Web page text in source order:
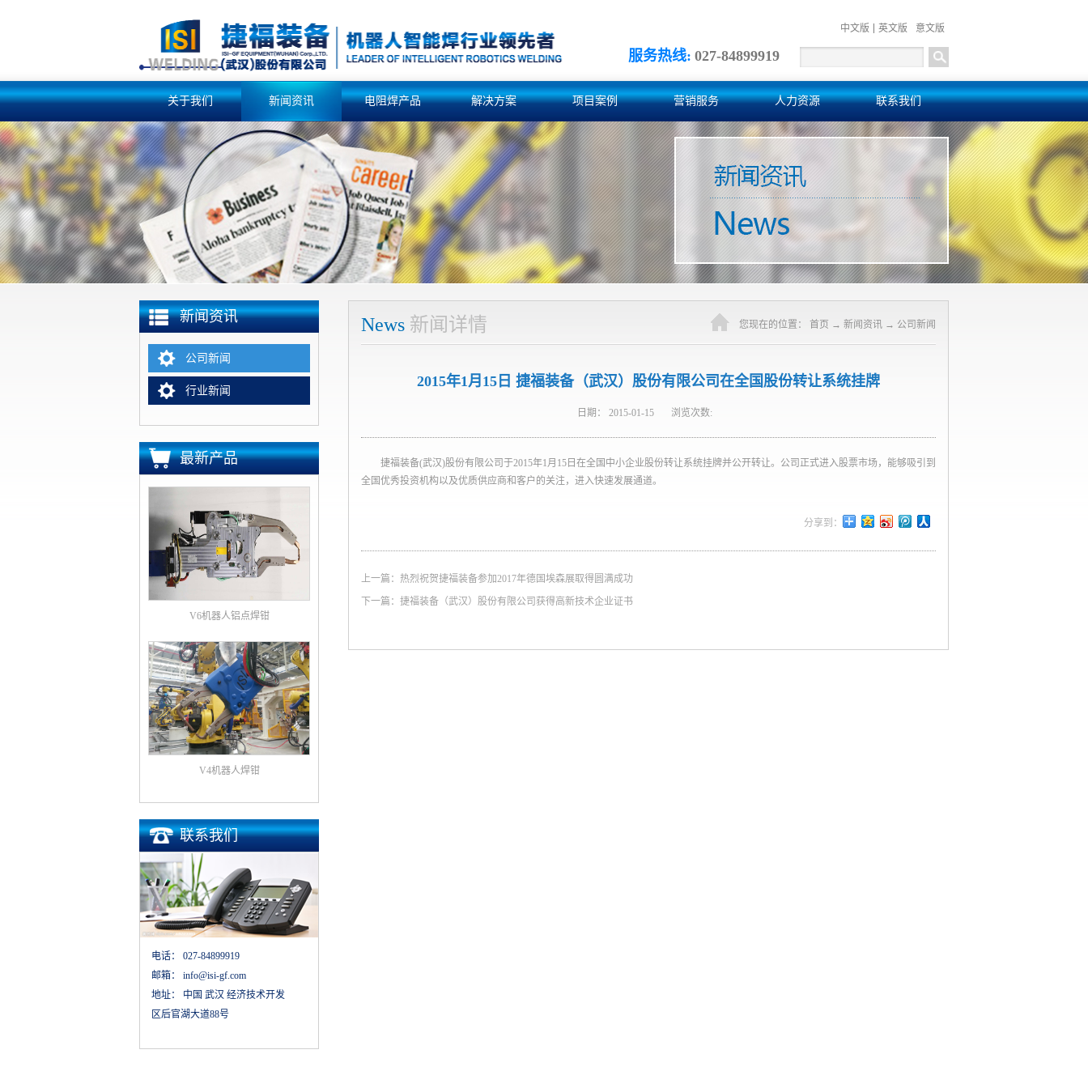
中文版 英文版 意文版
服务热线: 027-84899919
关于我们 新闻资讯 电阻焊产品 解决方案 项目案例 营销服务 人力资源 联系我们
新闻资讯
公司新闻
行业新闻
最新产品
V6机器人铝点焊钳
V4机器人焊钳
联系我们
电话： 027-84899919
邮箱： info@isi-gf.com
地址： 中国 武汉 经济技术开发
区后官湖大道88号
News 新闻详情 您现在的位置： 首页 → 新闻资讯 → 公司新闻
2015年1月15日 捷福装备（武汉）股份有限公司在全国股份转让系统挂牌
日期： 2015-01-15 浏览次数:
捷福装备(武汉)股份有限公司于2015年1月15日在全国中小企业股份转让系统挂牌并公开转让。公司正式进入股票市场，能够吸引到
全国优秀投资机构以及优质供应商和客户的关注，进入快速发展通道。
上一篇： 热烈祝贺捷福装备参加2017年德国埃森展取得圆满成功
下一篇： 捷福装备（武汉）股份有限公司获得高新技术企业证书